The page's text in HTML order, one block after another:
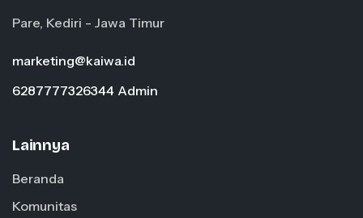
Pare, Kediri - Jawa Timur
marketing@kaiwa.id
6287777326344 Admin
Lainnya
Beranda
Komunitas